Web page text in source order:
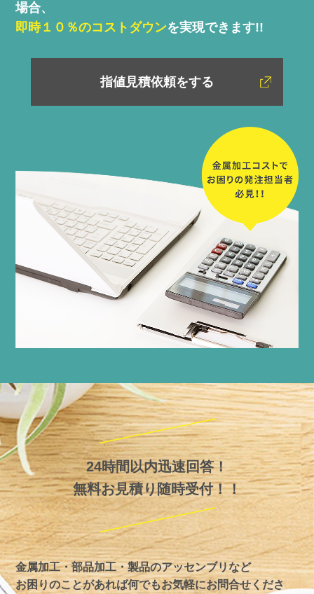
場合、
即時１０％のコストダウンを実現できます!!
指値見積依頼をする
24時間以内迅速回答！
無料お見積り随時受付！！
金属加工・部品加工・製品のアッセンブリなど
お困りのことがあれば何でもお気軽にお問合せくださ